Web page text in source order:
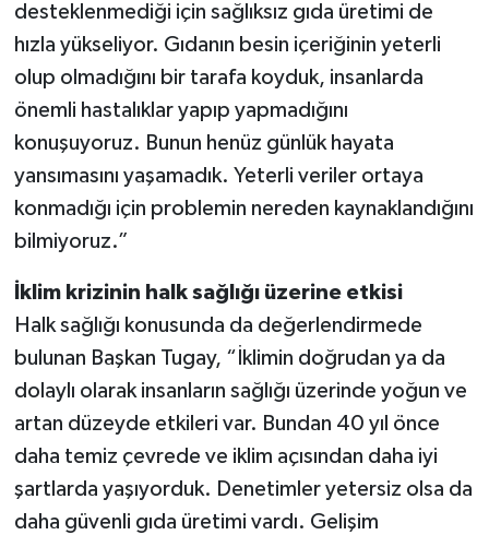
desteklenmediği için sağlıksız gıda üretimi de
hızla yükseliyor. Gıdanın besin içeriğinin yeterli
olup olmadığını bir tarafa koyduk, insanlarda
önemli hastalıklar yapıp yapmadığını
konuşuyoruz. Bunun henüz günlük hayata
yansımasını yaşamadık. Yeterli veriler ortaya
konmadığı için problemin nereden kaynaklandığını
bilmiyoruz.”
İklim krizinin halk sağlığı üzerine etkisi
Halk sağlığı konusunda da değerlendirmede
bulunan Başkan Tugay, “İklimin doğrudan ya da
dolaylı olarak insanların sağlığı üzerinde yoğun ve
artan düzeyde etkileri var. Bundan 40 yıl önce
daha temiz çevrede ve iklim açısından daha iyi
şartlarda yaşıyorduk. Denetimler yetersiz olsa da
daha güvenli gıda üretimi vardı. Gelişim